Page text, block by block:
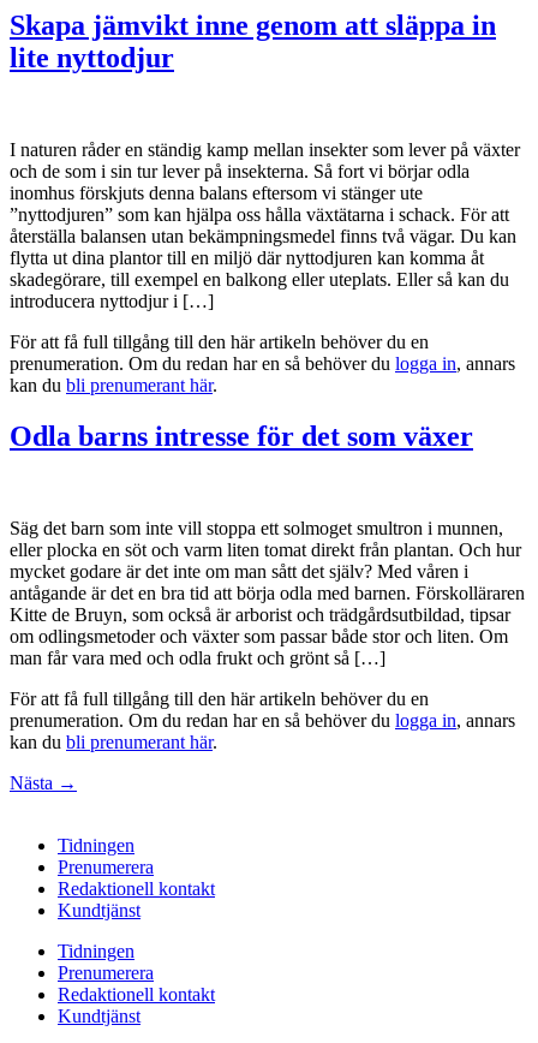
Skapa jämvikt inne genom att släppa in
lite nyttodjur
I naturen råder en ständig kamp mellan insekter som lever på växter
och de som i sin tur lever på insekterna. Så fort vi börjar odla
inomhus förskjuts denna balans eftersom vi stänger ute
”nyttodjuren” som kan hjälpa oss hålla växtätarna i schack. För att
återställa balansen utan bekämpningsmedel finns två vägar. Du kan
flytta ut dina plantor till en miljö där nyttodjuren kan komma åt
skadegörare, till exempel en balkong eller uteplats. Eller så kan du
introducera nyttodjur i […]
För att få full tillgång till den här artikeln behöver du en
prenumeration. Om du redan har en så behöver du logga in, annars
kan du bli prenumerant här.
Odla barns intresse för det som växer
Säg det barn som inte vill stoppa ett solmoget smultron i munnen,
eller plocka en söt och varm liten tomat direkt från plantan. Och hur
mycket godare är det inte om man sått det själv? Med våren i
antågande är det en bra tid att börja odla med barnen. Förskolläraren
Kitte de Bruyn, som också är arborist och trädgårdsutbildad, tipsar
om odlingsmetoder och växter som passar både stor och liten. Om
man får vara med och odla frukt och grönt så […]
För att få full tillgång till den här artikeln behöver du en
prenumeration. Om du redan har en så behöver du logga in, annars
kan du bli prenumerant här.
Nästa →
Tidningen
Prenumerera
Redaktionell kontakt
Kundtjänst
Tidningen
Prenumerera
Redaktionell kontakt
Kundtjänst